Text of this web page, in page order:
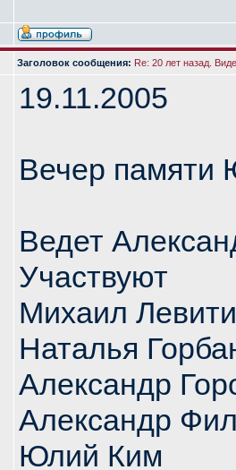
Заголовок сообщения: Re: 20 лет назад.
19.11.2005
Вечер памяти
Ведет
Участвуют
Михаил
Наталья
Александр
Александр
Юлий Ким